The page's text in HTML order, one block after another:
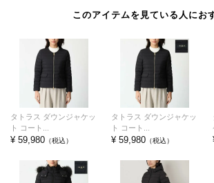
このアイテムを見ている人にお
タトラス ダウンジャケッ
ト コート...
¥ 59,980 （税込）
タトラス ダウンジャケッ
ト コート...
¥ 59,980 （税込）